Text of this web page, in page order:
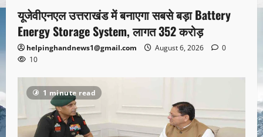
यूजेवीएनएल उत्तराखंड में बनाएगा सबसे बड़ा Battery
Energy Storage System, लागत 352 करोड़
helpinghandnews1@gmail.com August 6, 2026
0
10
1 minute read